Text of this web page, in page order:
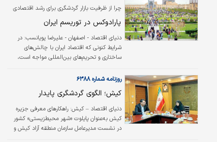
چرا از ظرفیت بازار گردشگری برای رشد اقتصادی
استفاده نمی‌شود؟
پارادوکس در توریسم ایران
دنیای اقتصاد - اصفهان - علیرضا پویانسب: در
شرایط کنونی که اقتصاد ایران با چالش‌های
ساختاری و تحریم‌های بین‌المللی مواجه است،
اقتصاد غیرنفتی و موتور محرک توسعه پایدار،
روزنامه شماره ۶۳۸۸
کیش؛ الگوی گردشگری پایدار
دنیای اقتصاد – کیش: راهکارهای معرفی جزیره
کیش به‌عنوان پایلوت «شهر محیط‌زیستی» کشور
در نشست مدیرعامل سازمان منطقه آزاد کیش و